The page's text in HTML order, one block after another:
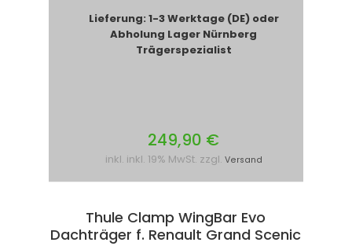
Lieferung: 1-3 Werktage (DE) oder
Abholung Lager Nürnberg
Trägerspezialist
249,90 €
inkl. inkl. 19% MwSt. zzgl. Versand
Thule Clamp WingBar Evo
Dachträger f. Renault Grand Scenic